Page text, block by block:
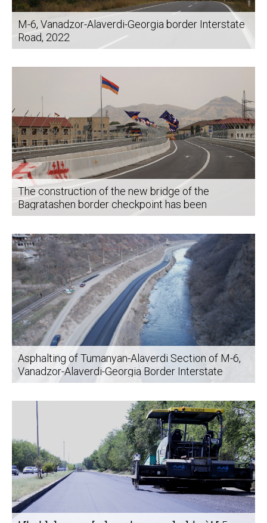
M-6, Vanadzor-Alaverdi-Georgia border Interstate
Road, 2022
The construction of the new bridge of the
Bagratashen border checkpoint has been
completed.
Asphalting of Tumanyan-Alaverdi Section of M-6,
Vanadzor-Alaverdi-Georgia Border Interstate
Highway